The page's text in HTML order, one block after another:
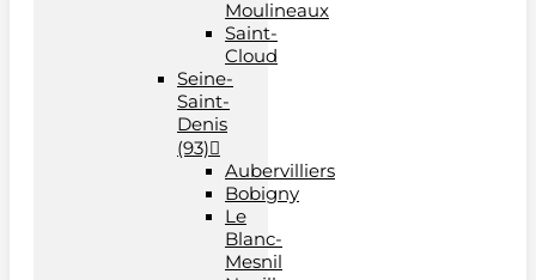
Moulineaux
Saint-
Cloud
Seine-
Saint-
Denis
(93)
Aubervilliers
Bobigny
Le
Blanc-
Mesnil